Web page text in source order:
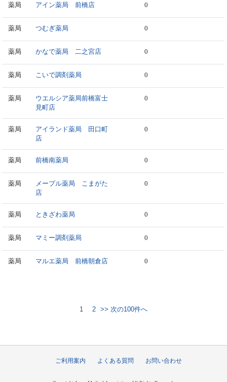
薬局 アイン薬局 前橋店 0
薬局 つむぎ薬局 0
薬局 かなで薬局 二之宮店 0
薬局 こいで調剤薬局 0
薬局
ウエルシア薬局前橋富士
見町店
0
薬局
アイランド薬局 田口町
店
0
薬局 前橋南薬局 0
薬局
メープル薬局 こまがた
店
0
薬局 ときざわ薬局 0
薬局 マミー調剤薬局 0
薬局 マルエ薬局 前橋朝倉店 0
1 2 >> 次の100件へ
ご利用案内 よくある質問 お問い合わせ